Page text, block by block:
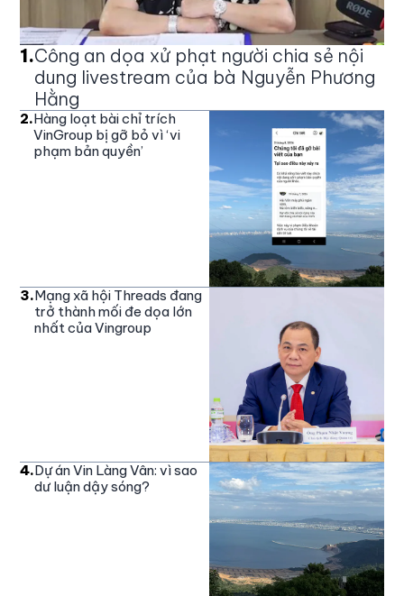
1.Công an dọa xử phạt người chia sẻ nội
dung livestream của bà Nguyễn Phương
Hằng
2.Hàng loạt bài chỉ trích
VinGroup bị gỡ bỏ vì ‘vi
phạm bản quyền’
3.Mạng xã hội Threads đang
trở thành mối đe dọa lớn
nhất của Vingroup
4.Dự án Vin Làng Vân: vì sao
dư luận dậy sóng?